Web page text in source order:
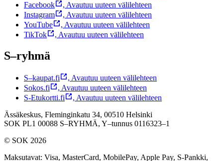
Facebook
, Avautuu uuteen välilehteen
Instagram
, Avautuu uuteen välilehteen
YouTube
, Avautuu uuteen välilehteen
TikTok
, Avautuu uuteen välilehteen
S–ryhmä
S–kaupat.fi , Avautuu uuteen välilehteen
Sokos.fi
, Avautuu uuteen välilehteen
S-Etukortti.fi
, Avautuu uuteen välilehteen
Ässäkeskus, Fleminginkatu 34, 00510 Helsinki
SOK PL1 00088 S–RYHMÄ, Y–tunnus 0116323–1
© SOK 2026
Maksutavat: Visa, MasterCard, MobilePay, Apple Pay, S-Pankki,